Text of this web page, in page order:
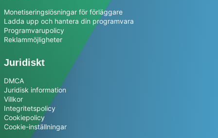
Monetiseringslösningar för förläggare
Ladda upp och hantera din programvara
Programvarupolicy
Reklammöjligheter
Juridiskt
DMCA
Juridisk information
Villkor
Integritetspolicy
Cookiepolicy
Cookie-inställningar